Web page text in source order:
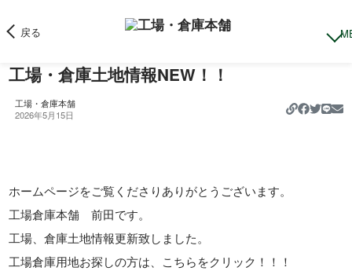
戻る
工場・倉庫土地情報NEW！！
工場・倉庫本舗
2026年5月15日
https://
ホームページをご覧くださりありがとうございます。
工場倉庫本舗 前田です。
工場、倉庫土地情報更新致しました。
工場倉庫用地お探しの方は、こちらをクリック！！！